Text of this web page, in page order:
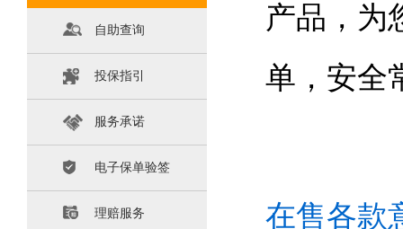
自助查询
投保指引
服务承诺
电子保单验签
理赔服务
产品，为
单，安全
在售各款